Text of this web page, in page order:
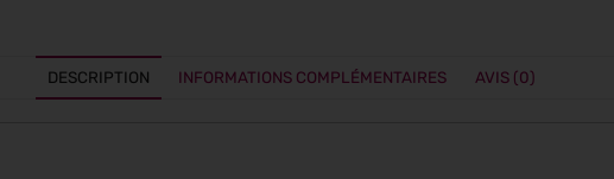
DESCRIPTION INFORMATIONS COMPLÉMENTAIRES AVIS (0)